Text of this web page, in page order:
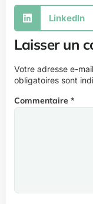
LinkedIn
Laisser un
Votre adresse e-
obligatoires sont
Commentaire *